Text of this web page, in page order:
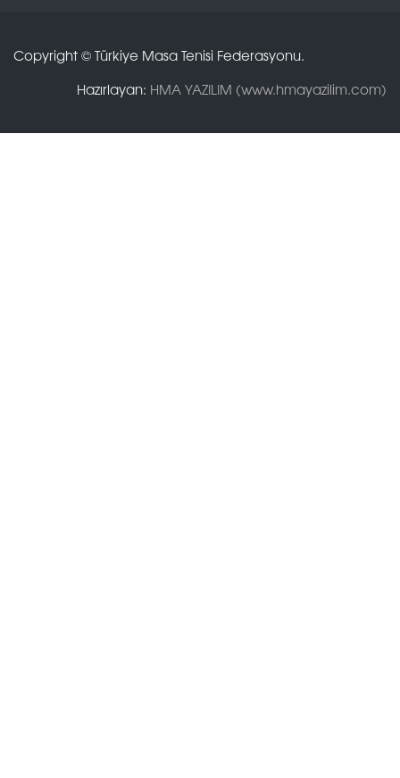
Copyright © Türkiye Masa Tenisi Federasyonu.
Hazırlayan: HMA YAZILIM (www.hmayazilim.com)